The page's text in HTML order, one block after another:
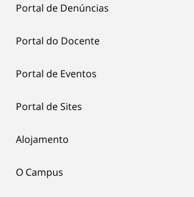
Portal de Denúncias
Portal do Docente
Portal de Eventos
Portal de Sites
Alojamento
O Campus